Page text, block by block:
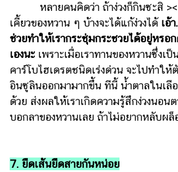
หลายคนคิดว่า ถ้าง่วงก็กินซะสิ ><
เคี้ยวของหวาน ๆ บ้างจะได้แก้ง่วงได้ เอ้
ช่วยทำให้เรากระชุ่มกระชวยได้อยู่หรอ
เองนะ เพราะเมื่อเราทานของหวานซึ่งเ
คาร์โบไฮเดรตชนิดเร่งด่วน จะไปทำให้
อินซูลินออกมามากขึ้น ทีนี้ น้ำตาลในเลือ
ด้วย ส่งผลให้เราเกิดความรู้สึกง่วงนอน
บอกลาของหวานเลย ถ้าไม่อยากหลับผล็
7. ยืดเส้นยืดสายกันหน่อย